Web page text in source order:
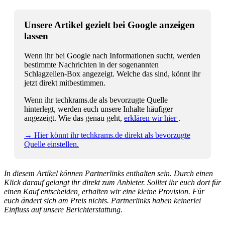
Unsere Artikel gezielt bei Google anzeigen
lassen
Wenn ihr bei Google nach Informationen sucht, werden
bestimmte Nachrichten in der sogenannten
Schlagzeilen-Box angezeigt. Welche das sind, könnt ihr
jetzt direkt mitbestimmen.
Wenn ihr techkrams.de als bevorzugte Quelle
hinterlegt, werden euch unsere Inhalte häufiger
angezeigt. Wie das genau geht, erklären wir hier .
→ Hier könnt ihr techkrams.de direkt als bevorzugte
Quelle einstellen.
In diesem Artikel können Partnerlinks enthalten sein. Durch einen
Klick darauf gelangt ihr direkt zum Anbieter. Solltet ihr euch dort für
einen Kauf entscheiden, erhalten wir eine kleine Provision. Für
euch ändert sich am Preis nichts. Partnerlinks haben keinerlei
Einfluss auf unsere Berichterstattung.